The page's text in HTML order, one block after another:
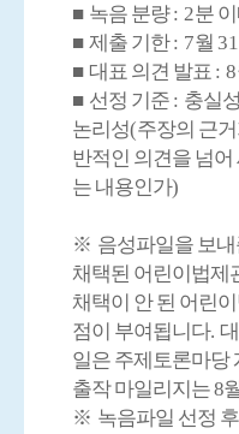
■ 녹음 분량: 2분
■ 제출 기한: 7월 31
■ 대표 의견 발표 : 8
■ 선정 기준 : 충실성
논리성(주장의 근
반적인 의견을 넘
는 내용인가)
※ 음성파일을 보
채택된 어린이법제
채택이 안 된 어린
점이 부여됩니다.
일은 주제토론마당
출작 마일리지는 8
※ 녹음파일 선정 후